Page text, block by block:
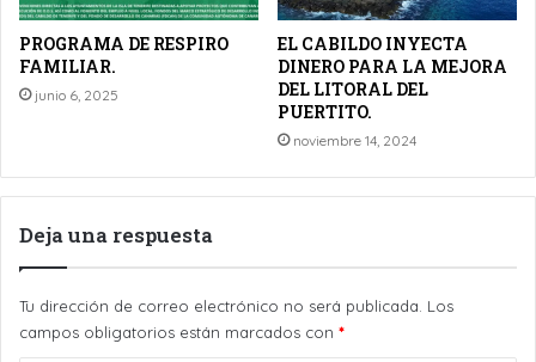
PROGRAMA DE RESPIRO
FAMILIAR.
junio 6, 2025
EL CABILDO INYECTA
DINERO PARA LA MEJORA
DEL LITORAL DEL
PUERTITO.
noviembre 14, 2024
Deja una respuesta
Tu dirección de correo electrónico no será publicada. Los
campos obligatorios están marcados con *